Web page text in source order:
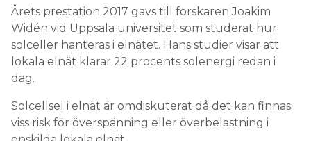
Årets prestation 2017 gavs till forskaren Joakim
Widén vid Uppsala universitet som studerat hur
solceller hanteras i elnätet. Hans studier visar att
lokala elnät klarar 22 procents solenergi redan i
dag.
Solcellsel i elnät är omdiskuterat då det kan finnas
viss risk för överspänning eller överbelastning i